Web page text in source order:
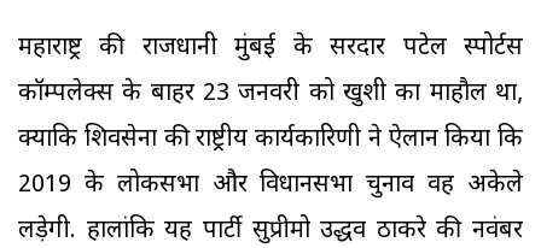
महाराष्ट्र की राजधानी मुंबई के सरदार पटेल स्पोर्टस
कॉम्पलेक्स के बाहर 23 जनवरी को खुशी का माहौल था,
क्योंकि शिवसेना की राष्ट्रीय कार्यकारिणी ने ऐलान किया कि
2019 के लोकसभा और विधानसभा चुनाव वह अकेले
लड़ेगी. हालांकि यह पार्टी सुप्रीमो उद्धव ठाकरे की नवंबर